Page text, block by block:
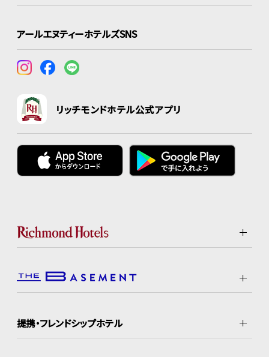
アールエヌティーホテルズSNS
リッチモンドホテル公式アプリ
提携・フレンドシップホテル